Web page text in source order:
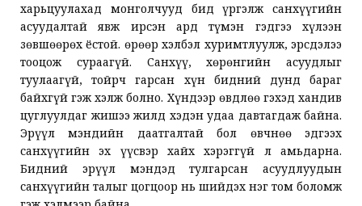
харьцуулахад монголчууд бид үргэлж санхүүгийн
асуудалтай явж ирсэн ард түмэн гэдгээ хүлээн
зөвшөөрөх ёстой. Өөрөөр хэлбэл хуримтлуулж, эрсдэлээ
тооцож сураагүй. Санхүү, хөрөнгийн асуудлыг
туулаагүй, тойрч гарсан хүн бидний дунд бараг
байхгүй гэж хэлж болно. Хүндээр өвдлөө гэхэд хандив
цуглуулдаг жишээ жилд хэдэн удаа давтагдаж байна.
Эрүүл мэндийн даатгалтай бол өвчнөө эдгээх
санхүүгийн эх үүсвэр хайх хэрэггүй л амьдарна.
Бидний эрүүл мэндэд тулгарсан асуудлуудын
санхүүгийн талыг цогцоор нь шийдэх нэг том боломж